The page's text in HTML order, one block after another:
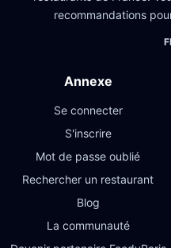
recommandations
Annexe
Se connecter
S'inscrire
Mot de passe oublié
Rechercher un restaurant
Blog
La communauté